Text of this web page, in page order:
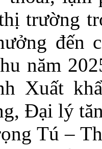
trường
đến
năm
Xuất
Đại lý